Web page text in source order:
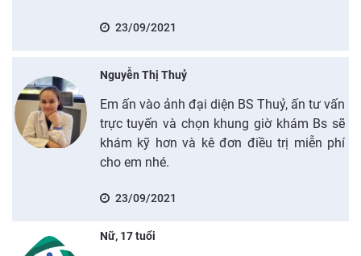
23/09/2021
Nguyễn Thị Thuỷ
Em ấn vào ảnh đại diện BS Thuỷ, ấn tư vấn
trực tuyến và chọn khung giờ khám Bs sẽ
khám kỹ hơn và kê đơn điều trị miễn phí
cho em nhé.
23/09/2021
Nữ, 17 tuổi